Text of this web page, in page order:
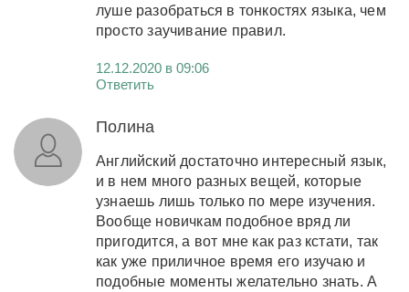
луше разобраться в тонкостях языка, чем
просто заучивание правил.
12.12.2020 в 09:06
Ответить
Полина
Английский достаточно интересный язык,
и в нем много разных вещей, которые
узнаешь лишь только по мере изучения.
Вообще новичкам подобное вряд ли
пригодится, а вот мне как раз кстати, так
как уже приличное время его изучаю и
подобные моменты желательно знать. А